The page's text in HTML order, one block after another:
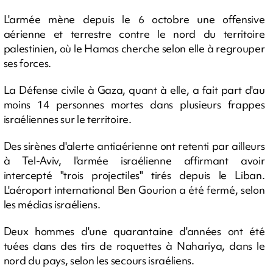
L'armée mène depuis le 6 octobre une offensive
aérienne et terrestre contre le nord du territoire
palestinien, où le Hamas cherche selon elle à regrouper
ses forces.
La Défense civile à Gaza, quant à elle, a fait part d'au
moins 14 personnes mortes dans plusieurs frappes
israéliennes sur le territoire.
Des sirènes d'alerte antiaérienne ont retenti par ailleurs
à Tel-Aviv, l'armée israélienne affirmant avoir
intercepté "trois projectiles" tirés depuis le Liban.
L'aéroport international Ben Gourion a été fermé, selon
les médias israéliens.
Deux hommes d'une quarantaine d'années ont été
tuées dans des tirs de roquettes à Nahariya, dans le
nord du pays, selon les secours israéliens.